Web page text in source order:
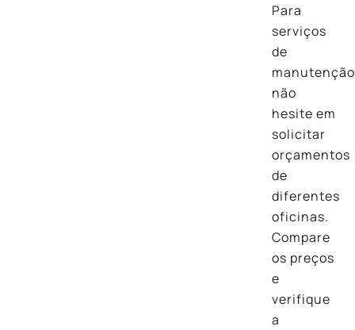
Para
serviços
de
não
hesite em
solicitar
orçamentos
de
diferentes
oficinas.
Compare
os preços
e
verifique
a